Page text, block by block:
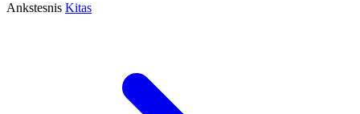
Ankstesnis Kitas